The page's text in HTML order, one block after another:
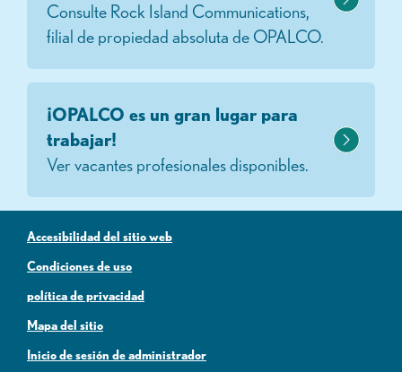
Consulte Rock Island Communications,
filial de propiedad absoluta de OPALCO.
¡OPALCO es un gran lugar para
trabajar!
Ver vacantes profesionales disponibles.
Accesibilidad del sitio web
Condiciones de uso
política de privacidad
Mapa del sitio
Inicio de sesión de administrador